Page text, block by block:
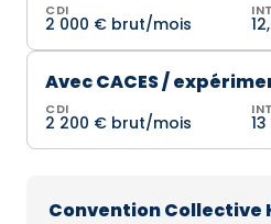
CDI
2 000 € brut/mois
Avec CACES /
CDI
2 200 € brut/mois
Convention Collective